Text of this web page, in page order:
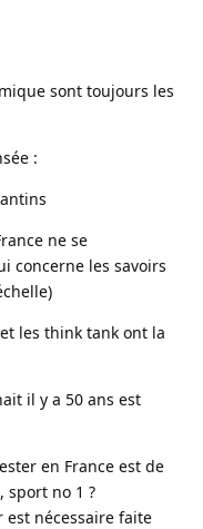
sont toujours les
:
ne se
concerne les savoirs
les think tank ont la
il y a 50 ans est
en France est de
sport no 1 ?
nécessaire faite